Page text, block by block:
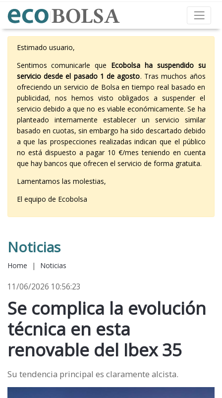
Estimado usuario,
Sentimos comunicarle que Ecobolsa ha suspendido su
servicio desde el pasado 1 de agosto. Tras muchos años
ofreciendo un servicio de Bolsa en tiempo real basado en
publicidad, nos hemos visto obligados a suspender el
servicio debido a que no es viable económicamente. Se ha
planteado internamente establecer un servicio similar
basado en cuotas, sin embargo ha sido descartado debido
a que las prospecciones realizadas indican que el público
no está dispuesto a pagar 10 €/mes teniendo en cuenta
que hay bancos que ofrecen el servicio de forma gratuita.
Lamentamos las molestias,
El equipo de Ecobolsa
Noticias
Home | Noticias
11/06/2026 10:56:23
Se complica la evolución
técnica en esta
renovable del Ibex 35
Su tendencia principal es claramente alcista.